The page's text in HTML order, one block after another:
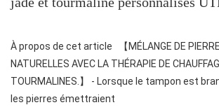
À propos de cet article 【MÉLANGE DE
NATURELLES AVEC LA THÉRAPIE DE
TOURMALINES.】 - Lorsque le tampon est
les pierres émettraient